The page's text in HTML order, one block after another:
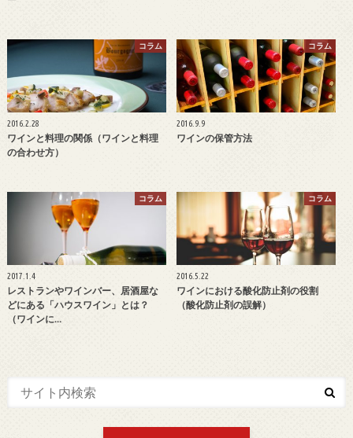
コラム
2016.2.28
ワインと料理の関係（ワインと料理
の合わせ方）
コラム
2016.9.9
ワインの保管方法
コラム
2017.1.4
レストランやワインバー、居酒屋な
どにある「ハウスワイン」とは？
（ワインに…
コラム
2016.5.22
ワインにおける酸化防止剤の役割
（酸化防止剤の誤解）